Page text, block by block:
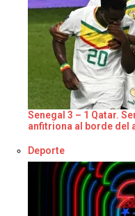
Senegal 3 – 1 Qatar.
anfitriona al borde del
Respecto a
Deporte